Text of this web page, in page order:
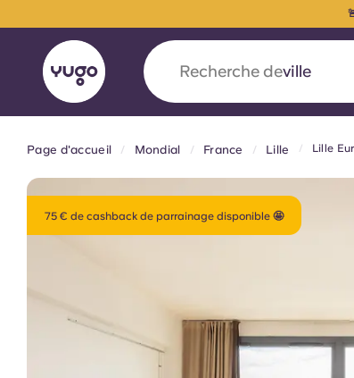
Recherche depays
À proposLieuxPlus
Yugo x VCARB : À
nouvelle ère pour le
Yugo Le partenariat novateur de [nom
English (GB) English (US)
Page d'accueil Mondial France Lille Lille
75 € de cashback de parrainage disponible 🤩